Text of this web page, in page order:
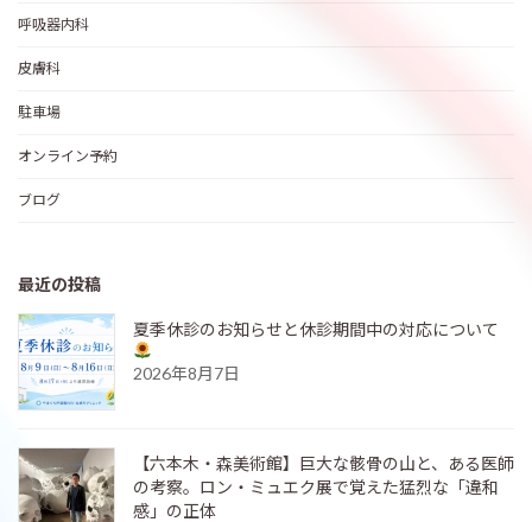
呼吸器内科
皮膚科
駐車場
オンライン予約
ブログ
最近の投稿
夏季休診のお知らせと休診期間中の対応について
2026年8月7日
【六本木・森美術館】巨大な骸骨の山と、ある医師
の考察。ロン・ミュエク展で覚えた猛烈な「違和
感」の正体